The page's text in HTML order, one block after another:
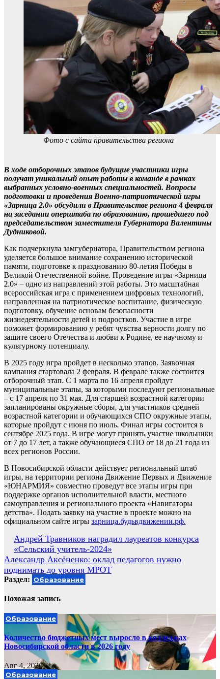
Фото с сайта правительства региона
В ходе отборочных этапов будущие участники игры
получат уникальный опыт работы в команде в рамках
выбранных условно-военных специальностей. Вопросы
подготовки и проведения Военно-патриотической игры
«Зарница 2.0» обсудили в Правительстве региона 4 февраля
на заседании оперштаба по образованию, прошедшего под
председательством заместителя Губернатора Валентины
Дудниковой.
Как подчеркнула замгубернатора, Правительством региона
уделяется большое внимание сохранению исторической
памяти, подготовке к празднованию 80-летия Победы в
Великой Отечественной войне. Проведение игры «Зарница
2.0» – одно из направлений этой работы. Это масштабная
всероссийская игра с применением цифровых технологий,
направленная на патриотическое воспитание, физическую
подготовку, обучение основам безопасности
жизнедеятельности детей и подростков. Участие в игре
поможет формированию у ребят чувства верности долгу по
защите своего Отечества и любви к Родине, ее научному и
культурному потенциалу.
В 2025 году игра пройдет в несколько этапов. Заявочная
кампания стартовала 2 февраля. В феврале также состоится
отборочный этап. С 1 марта по 16 апреля пройдут
муниципальные этапы, за которыми последуют региональные
– с 17 апреля по 31 мая. Для старшей возрастной категории
запланированы окружные сборы, для участников средней
возрастной категории и обучающихся СПО окружные этапы,
которые пройдут с июня по июль. Финал игры состоится в
сентябре 2025 года. В игре могут принять участие школьники
от 7 до 17 лет, а также обучающиеся СПО от 18 до 21 года из
всех регионов России.
В Новосибирской области действует региональный штаб
игры, на территории региона Движение Первых и Движение
«ЮНАРМИЯ» совместно проведут все этапы игры при
поддержке органов исполнительной власти, местного
самоуправления и регионального проекта «Навигаторы
детства». Подать заявку на участие в проекте можно на
официальном сайте игры зарница.будьвдвижении.рф.
Навигация
по
записям
Андрей Травников наградил лауреатов конкурса
«Сельский учитель-2024»
Александр Аксёненко: оклад педагогов нужно
поднимать до уровня МРОТ
Раздел: Образование
Похожая запись
Образование
Количество бюджетных мест выросло в колледжах
Новосибирской области в 2026 году
Авг 4, 2026
Образование